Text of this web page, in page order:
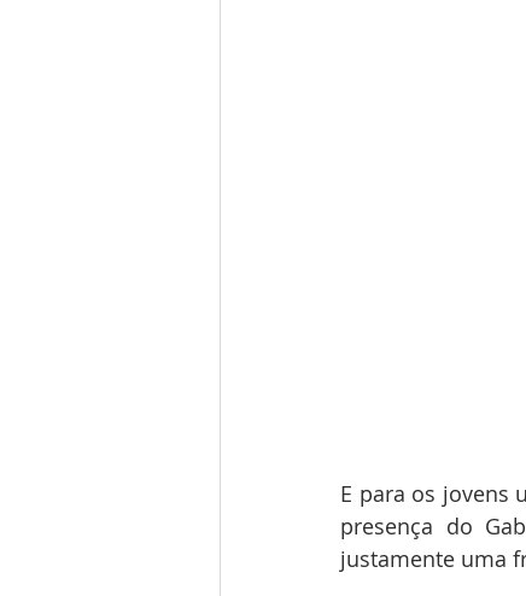
E para os jovens
presença do
justamente uma